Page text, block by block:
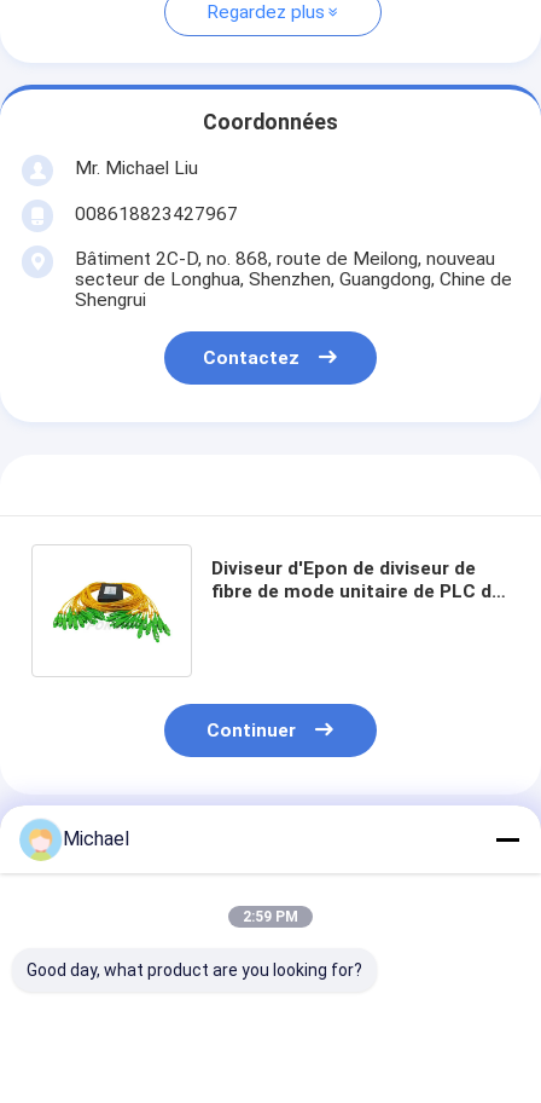
Regardez plus
Coordonnées
Mr. Michael Liu
008618823427967
Bâtiment 2C-D, no. 868, route de Meilong, nouveau
secteur de Longhua, Shenzhen, Guangdong, Chine de
Shengrui
Contactez
Diviseur d'Epon de diviseur de
fibre de mode unitaire de PLC de
Continuer
Produits Recommandés
Michael
2:59 PM
Good day, what product are you looking for?